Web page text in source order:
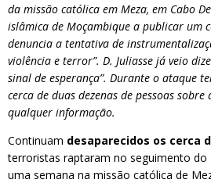
da missão católica em Meza, em Cabo
islâmica de Moçambique a publicar um
denuncia a tentativa de
violência e terror”. D. Juliasse já veio
sinal de esperança”. Durante o ataque
cerca de duas dezenas de pessoas
qualquer informação.
Continuam desaparecidos os cerca
terroristas raptaram no seguimento do
uma semana na missão católica de